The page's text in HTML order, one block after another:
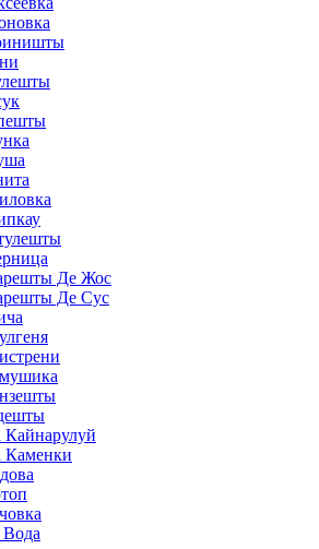
Де Жос
Де Сус
Кайнарулуй
Каменки